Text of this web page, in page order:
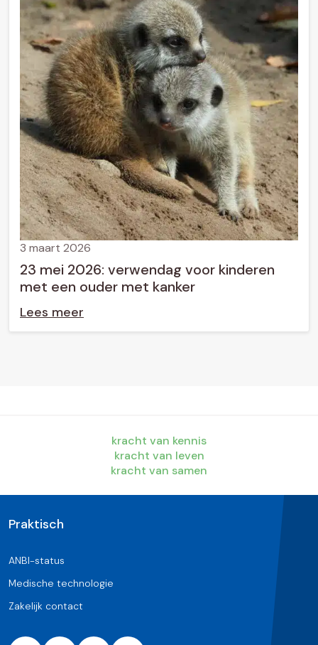
23 mei 2026: verwendag voor kinderen
met een ouder met kanker
3 maart 2026
Lees meer
kracht van kennis
kracht van leven
kracht van samen
Praktisch
ANBI-status
Medische technologie
Zakelijk contact